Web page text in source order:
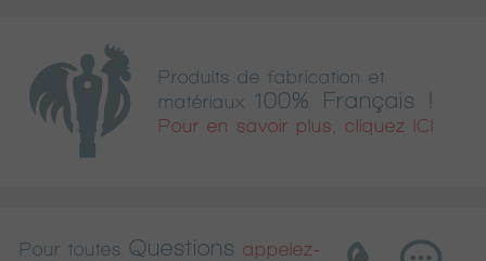
Produits de fabrication et
matériaux
100% Français !
Pour en savoir plus, cliquez ICI
Pour toutes Questions appelez-